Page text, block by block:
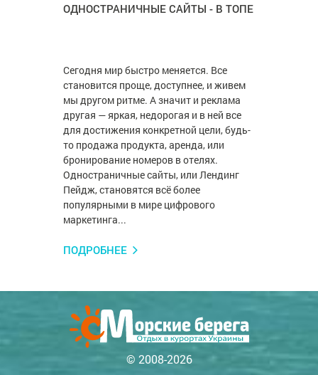
ОДНОСТРАНИЧНЫЕ САЙТЫ - В ТОПЕ
Сегодня мир быстро меняется. Все
становится проще, доступнее, и живем
мы другом ритме. А значит и реклама
другая — яркая, недорогая и в ней все
для достижения конкретной цели, будь-
то продажа продукта, аренда, или
бронирование номеров в отелях.
Одностраничные сайты, или Лендинг
Пейдж, становятся всё более
популярными в мире цифрового
маркетинга...
ПОДРОБНЕЕ
© 2008-2026